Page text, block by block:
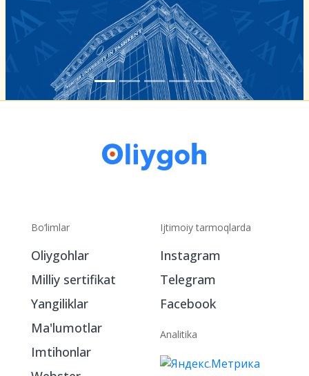
Bo‘limlar
Oliygohlar
Milliy sertifikat
Yangiliklar
Ma'lumotlar
Imtihonlar
Ijtimoiy tarmoqlarda
Instagram
Telegram
Facebook
Analitika